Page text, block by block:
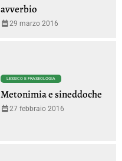
avverbio
29 marzo 2016
LESSICO E FRASEOLOGIA
Metonimia e sineddoche
27 febbraio 2016